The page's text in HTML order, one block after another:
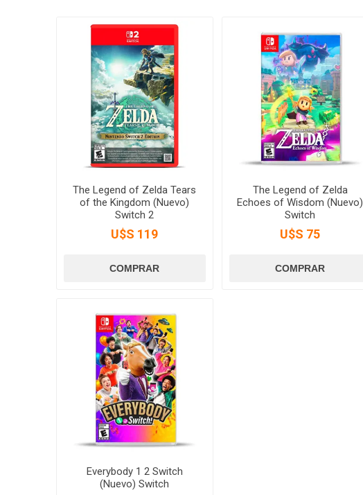
The Legend of Zelda Tears
of the Kingdom (Nuevo)
Switch 2
U$S 119
The Legend of Zelda
Echoes of Wisdom (Nuevo)
Switch
U$S 75
Everybody 1 2 Switch
(Nuevo) Switch